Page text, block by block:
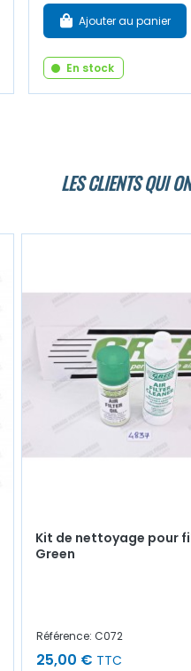
Ajouter au panier
En stock
LES CLIENTS QUI
Kit de nettoyage pour
Green
Référence: C072
25,00 € TTC